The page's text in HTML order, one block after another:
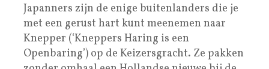
Japanners zijn de enige buitenlanders die je
met een gerust hart kunt meenemen naar
Knepper (‘Kneppers Haring is een
Openbaring’) op de Keizersgracht. Ze pakken